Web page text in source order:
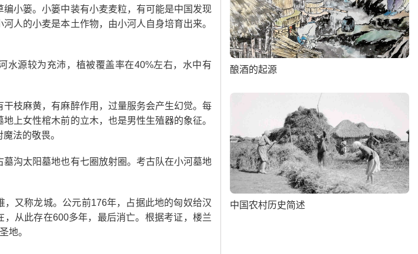
小篓。小篓中装有小麦麦粒，有可能是中国发现
人的小麦是本土作物，由小河人自身培育出来。
水源较为充沛，植被覆盖率在40%左右，水中有
枝麻黄，有麻醉作用，过量服务会产生幻觉。每
上女性棺木前的立木，也是男性生殖器的象征。
法的敬畏。
沟太阳墓地也有七圈放射圈。考古队在小河墓地
又称龙城。公元前176年，占据此地的匈奴给汉
从此存在600多年，最后消亡。根据考证，楼兰
地。
酿酒的起源
中国农村历史简述